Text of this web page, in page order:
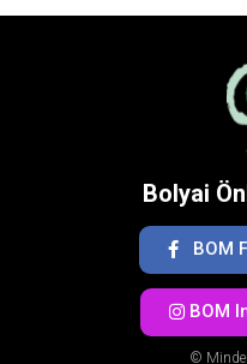
Bolyai
BOM
BOM
©